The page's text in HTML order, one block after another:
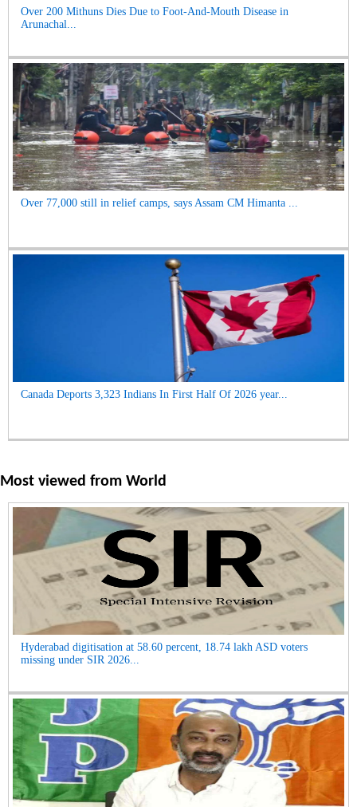
Over 200 Mithuns Dies Due to Foot-And-Mouth Disease in
Arunachal...
Over 77,000 still in relief camps, says Assam CM Himanta ...
Canada Deports 3,323 Indians In First Half Of 2026 year...
Most viewed from World
Hyderabad digitisation at 58.60 percent, 18.74 lakh ASD voters
missing under SIR 2026...